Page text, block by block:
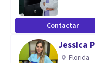
Contactar
Jessica
Florida